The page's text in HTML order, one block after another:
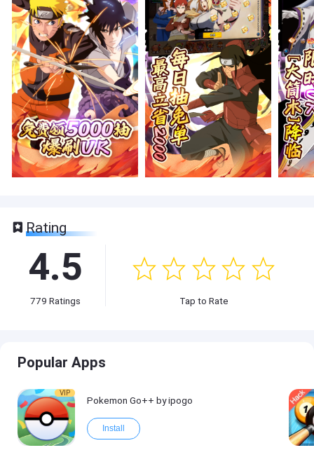
Rating
4.5
779 Ratings Tap to Rate
Popular Apps
VIP
Pokemon Go++ by ipogo
Install